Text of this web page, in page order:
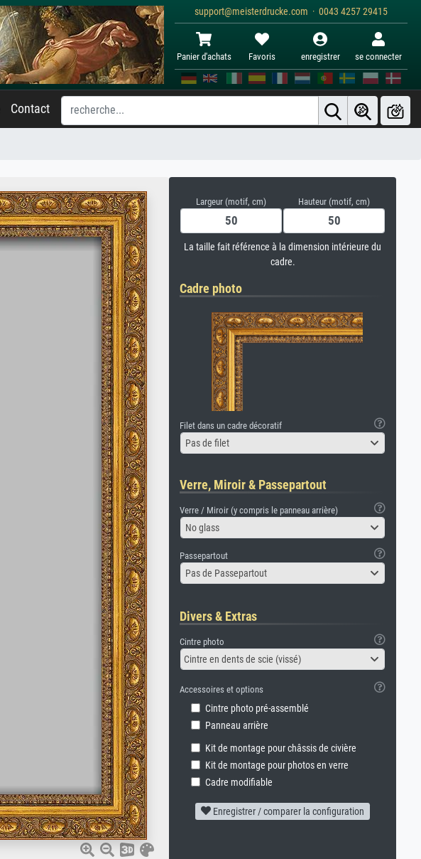
support@meisterdrucke.com · 0043 4257 29415
Panier d'achats Favoris enregistrer se connecter
Contact
Largeur (motif, cm) Hauteur (motif, cm)
La taille fait référence à la dimension intérieure du
cadre.
Cadre photo
Filet dans un cadre décoratif
Pas de filet
Verre, Miroir & Passepartout
Verre / Miroir (y compris le panneau arrière)
No glass
Passepartout
Pas de Passepartout
Divers & Extras
Cintre photo
Cintre en dents de scie (vissé)
Accessoires et options
Cintre photo pré-assemblé
Panneau arrière
Kit de montage pour châssis de civière
Kit de montage pour photos en verre
Cadre modifiable
Enregistrer / comparer la configuration